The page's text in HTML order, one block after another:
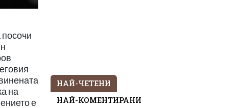
НАЙ-ЧЕТЕНИ
НАЙ-КОМЕНТИРАНИ